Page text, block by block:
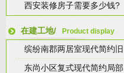
西安装修房子需要多少钱?
在建工地/ Product display
缤纷南郡两居室现代简约旧
东尚小区复式现代简约局部